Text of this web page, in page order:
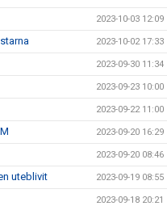
2023-10-03 12:09
2023-10-02 17:33
2023-09-30 11:34
2023-09-23 10:00
2023-09-22 11:00
2023-09-20 16:29
2023-09-20 08:46
uteblivit 2023-09-19 08:55
2023-09-18 20:21